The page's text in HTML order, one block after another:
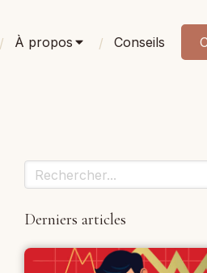
À propos Conseils
Rechercher
Derniers articles